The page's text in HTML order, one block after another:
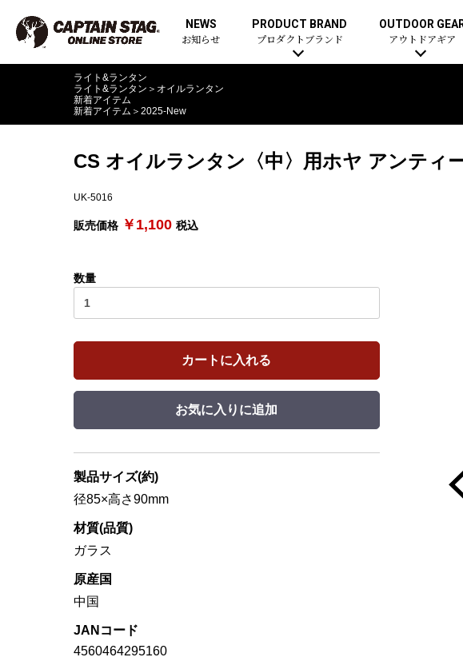
NEWS
お知らせ
PRODUCT BRAND
プロダクトブランド
OUTDOOR
アウトドアギア
ライト&ランタン
ライト&ランタン ＞ オイルランタン
新着アイテム
新着アイテム ＞ 2025-New
CS オイルランタン〈中〉用ホヤ アンティ
UK-5016
販売価格 ￥1,100 税込
数量
カートに入れる
お気に入りに追加
製品サイズ(約)
径85×高さ90mm
材質(品質)
ガラス
原産国
中国
JANコード
4560464295160